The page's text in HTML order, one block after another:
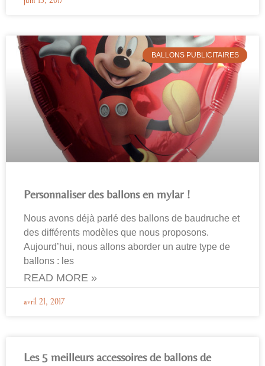
BALLONS PUBLICITAIRES
Personnaliser des ballons en mylar !
Nous avons déjà parlé des ballons de baudruche et
des différents modèles que nous proposons.
Aujourd’hui, nous allons aborder un autre type de
ballons : les
READ MORE »
avril 21, 2017
Les 5 meilleurs accessoires de ballons de